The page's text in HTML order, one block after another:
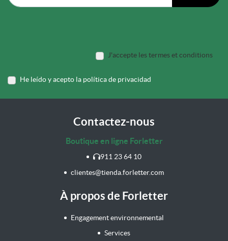
J'accepte les termes et conditions
He leído y acepto la política de privacidad
Contactez-nous
Boutique en ligne Forletter
911 23 64 10
clientes@tienda.forletter.com
À propos de Forletter
Engagement environnemental
Services